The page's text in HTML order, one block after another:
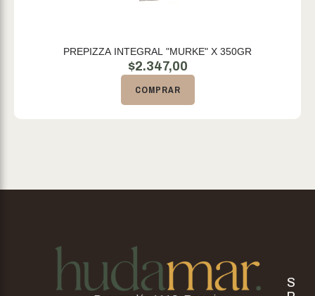
PREPIZZA INTEGRAL "MURKE" X 350GR
$2.347,00
COMPRAR
S